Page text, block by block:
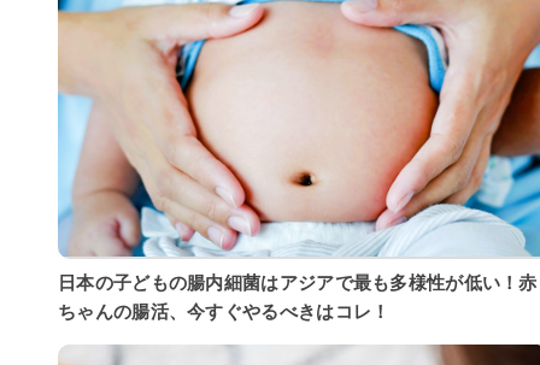
日本の子どもの腸内細菌はアジアで最も多様性が低い！赤
ちゃんの腸活、今すぐやるべきはコレ！